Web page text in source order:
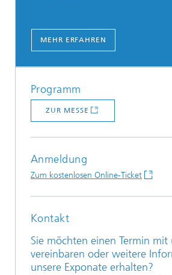
MEHR ERFAHREN
Programm
ZUR MESSE
Anmeldung
Zum kostenlosen Online-Ticket
Kontakt
Sie möchten einen Termin mit
vereinbaren oder weitere
unsere Exponate erhalten?